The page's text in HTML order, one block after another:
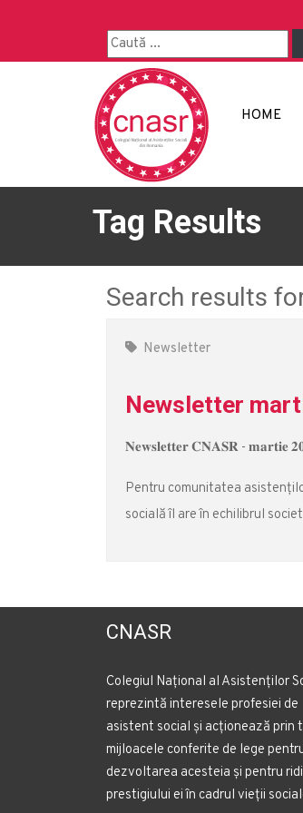
HOME
Tag Results
Search results
Newsletter
Newsletter
𝐍𝐞𝐰𝐬𝐥𝐞𝐭𝐭𝐞𝐫 𝐂𝐍𝐀𝐒𝐑 - 𝐦𝐚𝐫𝐭𝐢𝐞
Pentru comunitatea
socială îl are în echilibrul
CNASR
Colegiul Național al Asistenților
reprezintă interesele profesiei de
asistent social și acționează prin
mijloacele conferite de lege
dezvoltarea acesteia și pentru
prestigiului ei în cadrul vieții